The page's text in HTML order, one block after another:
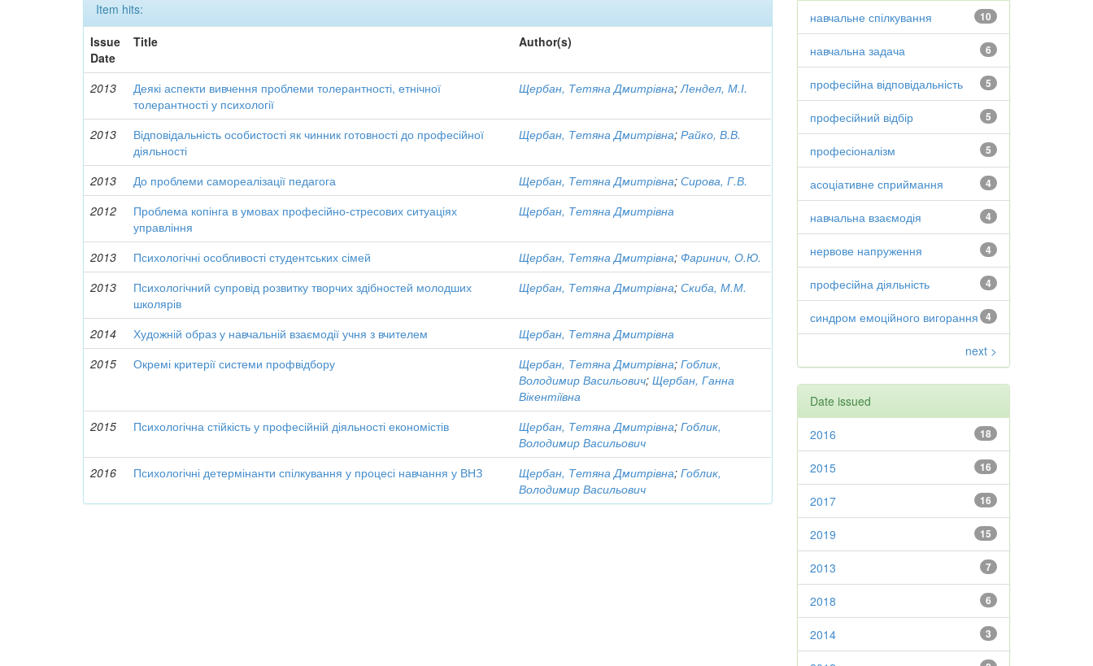
Item hits:
Issue
Date
Title Author(s)
2013
Деякі аспекти вивчення проблеми толерантності, етнічної
толерантності у психології
Щербан, Тетяна Дмитрівна;Лендел, М.І.
2013
Відповідальність особистості як чинник готовності до професійної
діяльності
Щербан, Тетяна Дмитрівна;Райко, В.В.
2013 До проблеми самореалізації педагога Щербан, Тетяна Дмитрівна;Сирова, Г.В.
2012
Проблема копінга в умовах професійно-стресових ситуаціях
управління
Щербан, Тетяна Дмитрівна
2013 Психологічні особливості студентських сімей Щербан, Тетяна Дмитрівна;Фаринич, О.Ю.
2013
Психологічний супровід розвитку творчих здібностей молодших
школярів
Щербан, Тетяна Дмитрівна;Скиба, М.М.
2014 Художній образ у навчальній взаємодії учня з вчителем
Щербан, Тетяна Дмитрівна
2015
Окремі критерії системи профвідбору Щербан, Тетяна Дмитрівна;Гоблик,
Володимир Васильович;Щербан, Ганна
Вікентіївна
2015
Психологічна стійкість у професійній діяльності економістів Щербан, Тетяна Дмитрівна;Гоблик,
Володимир Васильович
2016
Психологічні детермінанти спілкування у процесі навчання у ВНЗ Щербан, Тетяна Дмитрівна;Гоблик,
Володимир Васильович
10
навчальне спілкування
6
навчальна задача
5
професійна відповідальність
5
професійний відбір
5
професіоналізм
4
асоціативне сприймання
4
навчальна взаємодія
4
нервове напруження
4
професійна діяльність
4
синдром емоційного вигорання
next >
Date issued
18
2016
16
2015
16
2017
15
2019
7
2013
6
2018
3
2014